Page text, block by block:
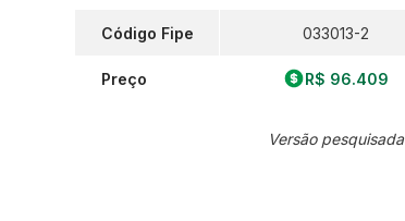
Código Fipe
Preço
033013-2
R$ 96.409
Versão pesquisada